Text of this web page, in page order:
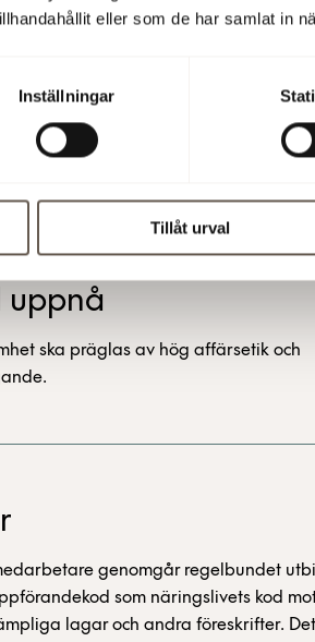
eller som de har samlat in
Inställningar
Tillåt urval
värdekedjan
affärsetik främjar vi hållbar och rättvis
uppnå
ska präglas av hög affärsetik och
genomgår regelbundet
som näringslivets kod
lagar och andra föreskrifter.